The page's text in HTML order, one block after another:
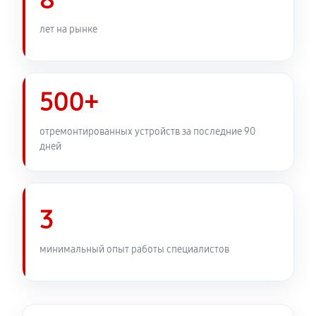
Установка подвеса объектива Canon EF 15mm f/2.8
Fisheye
360 руб
Замена электронной платы
Ремонт узла автофокуса
Замена переходных шлейфов
Устранение механических повреждений
лет на рынке
500+
отремонтированных устройств за последние 90
дней
3
минимальный опыт работы специалистов